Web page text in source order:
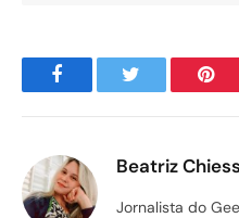
Facebook
Beatriz
Jornalista do